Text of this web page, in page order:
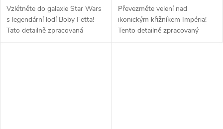
Vzlétněte do galaxie Star Wars
s legendární lodí Boby Fetta!
Tato detailně zpracovaná
stavebnice od Revellu v měřítku
Převezměte velení nad
ikonickým křižníkem Impéria!
Tento detailně zpracovaný
model lodi Imperial Star